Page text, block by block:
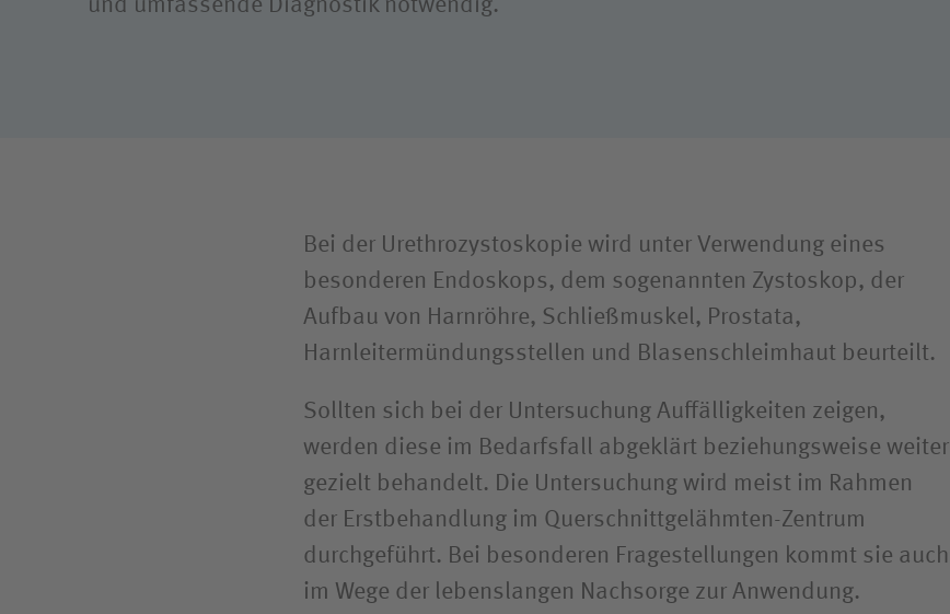
Compliance
Reha- und Parasport
und umfassende Diagnostik notwendig.
Bei der Urethrozystoskopie wird unter Verwendung eines
besonderen Endoskops, dem sogenannten Zystoskop, der
Aufbau von Harnröhre, Schließmuskel, Prostata,
Harnleitermündungsstellen und Blasenschleimhaut beurteilt.
Sollten sich bei der Untersuchung Auffälligkeiten zeigen,
werden diese im Bedarfsfall abgeklärt beziehungsweise weiter
gezielt behandelt. Die Untersuchung wird meist im Rahmen
der Erstbehandlung im Querschnittgelähmten-Zentrum
durchgeführt. Bei besonderen Fragestellungen kommt sie auch
im Wege der lebenslangen Nachsorge zur Anwendung.